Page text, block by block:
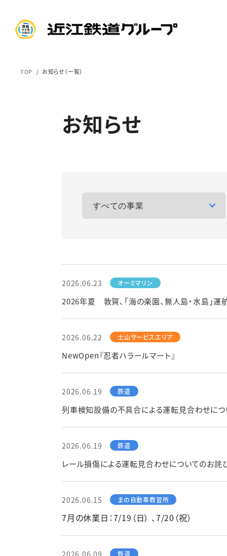
TOP お知らせ（一覧）
お知らせ
2026.06.23
2026年夏 敦賀、「海の楽園、無人島・水島」運
2026.06.22
NewOpen『忍者ハラールマート』
2026.06.19
列車検知設備の不具合による運転見合わせにつ
2026.06.19
レール損傷による運転見合わせについてのお詫
2026.06.15
7月の休業日：7/19（日） 、7/20（祝）
2026.06.09